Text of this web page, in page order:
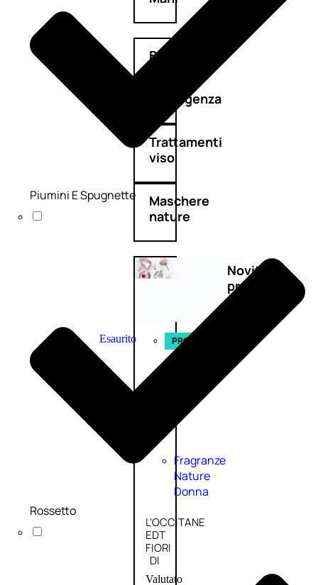
Bagno
Detergenza
Trattamenti
viso
Maschere
nature
Novità
profumi
nature
Esaurito PROMO
Fragranze
Nature
Donna
L’OCCITANE
EDT
FIORI
DI
Valutato
Piumini E Spugnette
Rossetto